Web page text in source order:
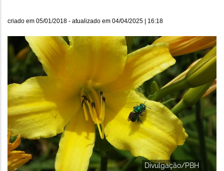
criado em 05/01/2018 - atualizado em 04/04/2025 | 16:18
Divulgação/PBH